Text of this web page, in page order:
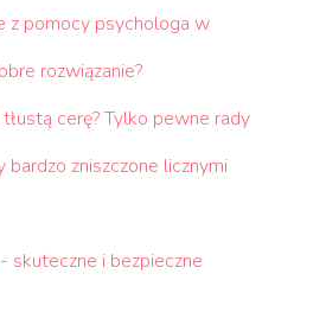
z pomocy psychologa w
rozwiązanie?
cerę? Tylko pewne rady
bardzo zniszczone licznymi
skuteczne i bezpieczne